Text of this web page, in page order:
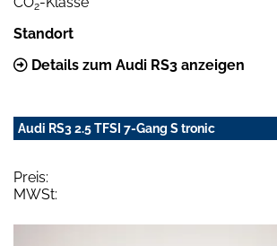
2
Standort
Details zum Audi RS3 anzeigen
Audi RS3 2.5 TFSI 7-Gang S tronic
Preis:
MWSt: